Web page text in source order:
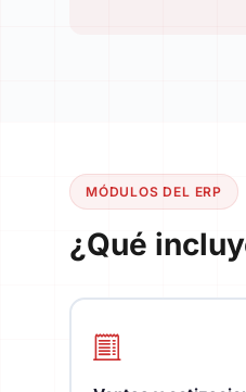
MÓDULOS DEL ERP
¿Qué